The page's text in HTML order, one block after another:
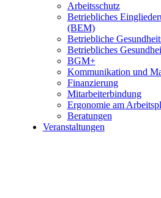
Arbeitsschutz
Betriebliches
(BEM)
Betriebliche
Betriebliches
BGM+
Kommunikation und
Finanzierung
Mitarbeiterbindung
Ergonomie am
Beratungen
Veranstaltungen